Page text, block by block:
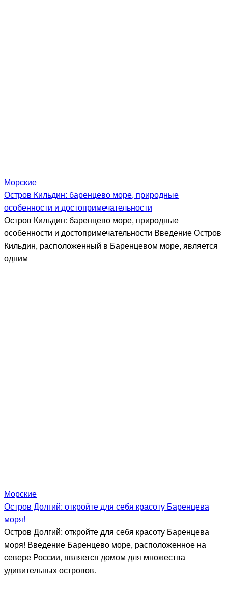
Морские
Остров Кильдин: баренцево море, природные
особенности и достопримечательности
Остров Кильдин: баренцево море, природные
особенности и достопримечательности Введение Остров
Кильдин, расположенный в Баренцевом море, является
одним
Морские
Остров Долгий: откройте для себя красоту Баренцева
моря!
Остров Долгий: откройте для себя красоту Баренцева
моря! Введение Баренцево море, расположенное на
севере России, является домом для множества
удивительных островов.